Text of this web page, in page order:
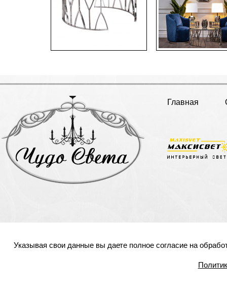
Главная
Указывая свои данные вы даете полное согласие на